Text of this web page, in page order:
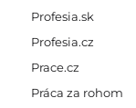
Profesia.sk
Profesia.cz
Prace.cz
Práca za rohom